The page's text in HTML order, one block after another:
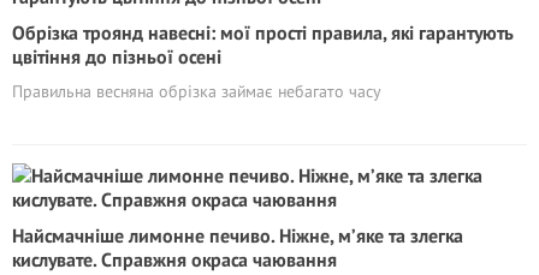
Обрізка троянд навесні: мої прості правила, які гарантують
цвітіння до пізньої осені
Правильна весняна обрізка займає небагато часу
Найсмачніше лимонне печиво. Ніжне, м’яке та злегка
кислувате. Справжня окраса чаювання